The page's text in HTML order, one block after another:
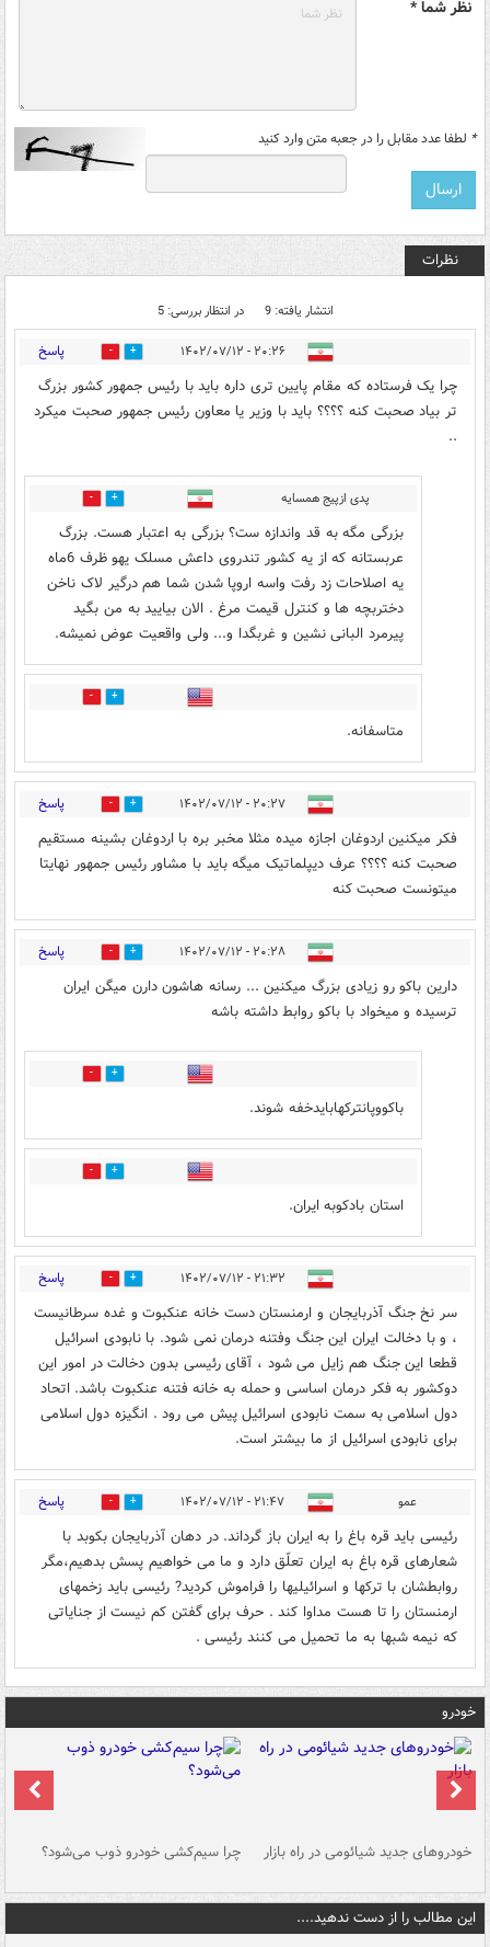
نظر شما *
* لطفا عدد مقابل را در جعبه متن وارد کنید
نظرات
انتشار یافته: 9 در انتظار بررسی: 5
۲۰:۲۶ - ۱۴۰۲/۰۷/۱۲ 21 پاسخ
چرا یک فرستاده که مقام پایین تری داره باید با رئیس جمهور کشور بزرگ
تر بیاد صحبت کنه ؟؟؟؟ باید با وزیر یا معاون رئیس جمهور صحبت میکرد
..
پدی ازپیج همسایه 2
بزرگی مگه به قد واندازه ست؟ بزرگی به اعتبار هست. بزرگ
عربستانه که از یه کشور تندروی داعش مسلک یهو ظرف 6ماه
یه اصلاحات زد رفت واسه اروپا شدن شما هم درگیر لاک ناخن
دختربچه ها و کنترل قیمت مرغ . الان بیایید به من بگید
پیرمرد البانی نشین و غربگدا و... ولی واقعیت عوض نمیشه.
3
متاسفانه.
۲۰:۲۷ - ۱۴۰۲/۰۷/۱۲ 21 پاسخ
فکر میکنین اردوغان اجازه میده مثلا مخبر بره با اردوغان بشینه مستقیم
صحبت کنه ؟؟؟؟ عرف دیپلماتیک میگه باید با مشاور رئیس جمهور نهایتا
میتونست صحبت کنه
۲۰:۲۸ - ۱۴۰۲/۰۷/۱۲ 34 پاسخ
دارین باکو رو زیادی بزرگ میکنین ... رسانه هاشون دارن میگن ایران
ترسیده و میخواد با باکو روابط داشته باشه
19
باکووپانترکهابایدخفه شوند.
28
استان بادکوبه ایران.
۲۱:۳۲ - ۱۴۰۲/۰۷/۱۲ 29 پاسخ
سر نخ جنگ آذربایجان و ارمنستان دست خانه عنکبوت و غده سرطانیست
، و با دخالت ایران این جنگ وفتنه درمان نمی شود. با نابودی اسرائیل
قطعا این جنگ هم زایل می شود ، آقای رئیسی بدون دخالت در امور این
دوکشور به فکر درمان اساسی و حمله به خانه فتنه عنکبوت باشد. اتحاد
دول اسلامی به سمت نابودی اسرائیل پیش می رود . انگیزه دول اسلامی
برای نابودی اسرائیل از ما بیشتر است.
عمو ۲۱:۴۷ - ۱۴۰۲/۰۷/۱۲ 17 پاسخ
رئیسی باید قره باغ را به ایران باز گرداند. در دهان آذربایجان بکوبد با
شعارهای قره باغ به ایران تعلّق دارد و ما می خواهیم پسش بدهیم،مگر
روابطشان با ترکها و اسرائیلیها را فراموش کردید? رئیسی باید زخمهای
ارمنستان را تا هست مداوا کند . حرف برای گفتن کم نیست از جنایاتی
که نیمه شبها به ما تحمیل می کنند رئیسی .
خودرو
خودروهای جدید شیائومی در راه بازار چرا سیم‌کشی خودرو ذوب می‌شود؟
این مطالب را از دست ندهید....